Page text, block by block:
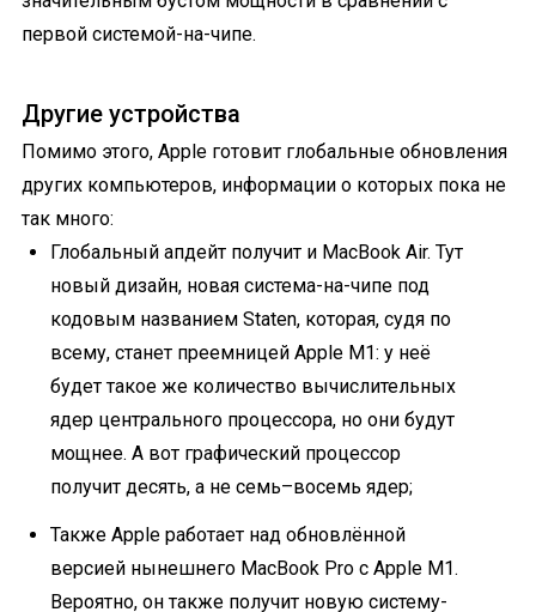
первой системой-на-чипе.
Другие устройства
Помимо этого, Apple готовит глобальные обновления
других компьютеров, информации о которых пока не
так много:
Глобальный апдейт получит и MacBook Air. Тут
новый дизайн, новая система-на-чипе под
кодовым названием Staten, которая, судя по
всему, станет преемницей Apple M1: у неё
будет такое же количество вычислительных
ядер центрального процессора, но они будут
мощнее. А вот графический процессор
получит десять, а не семь–восемь ядер;
Также Apple работает над обновлённой
версией нынешнего MacBook Pro с Apple M1.
Вероятно, он также получит новую систему-